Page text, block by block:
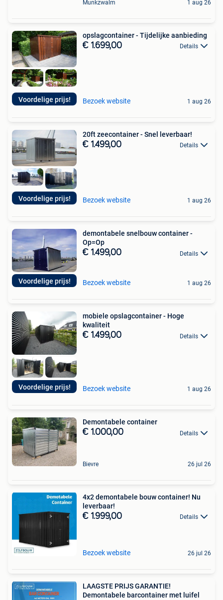
Munkzwalm 1 aug 26
Voordelige prijs!
opslagcontainer - Tijdelijke aanbieding
€ 1.699,00 Details
Bezoek website 1 aug 26
Voordelige prijs!
20ft zeecontainer - Snel leverbaar!
€ 1.499,00 Details
Bezoek website 1 aug 26
Voordelige prijs!
demontabele snelbouw container -
Op=Op
€ 1.499,00 Details
Bezoek website 1 aug 26
Voordelige prijs!
mobiele opslagcontainer - Hoge
kwaliteit
€ 1.499,00 Details
Bezoek website 1 aug 26
Demontabele container
€ 1.000,00 Details
Bievre 26 jul 26
4x2 demontabele bouw container! Nu
leverbaar!
€ 1.999,00 Details
Bezoek website 26 jul 26
LAAGSTE PRIJS GARANTIE!
Demontabele barcontainer met luifel